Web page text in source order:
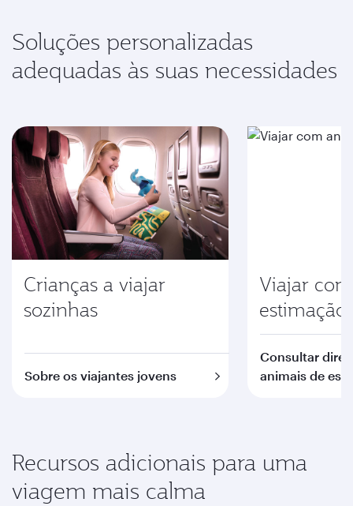
Soluções personalizadas
adequadas às suas necessidades
Crianças a viajar
sozinhas
Sobre os viajantes jovens
Viajar
estimação
Consultar
animais de
Recursos adicionais para uma
viagem mais calma